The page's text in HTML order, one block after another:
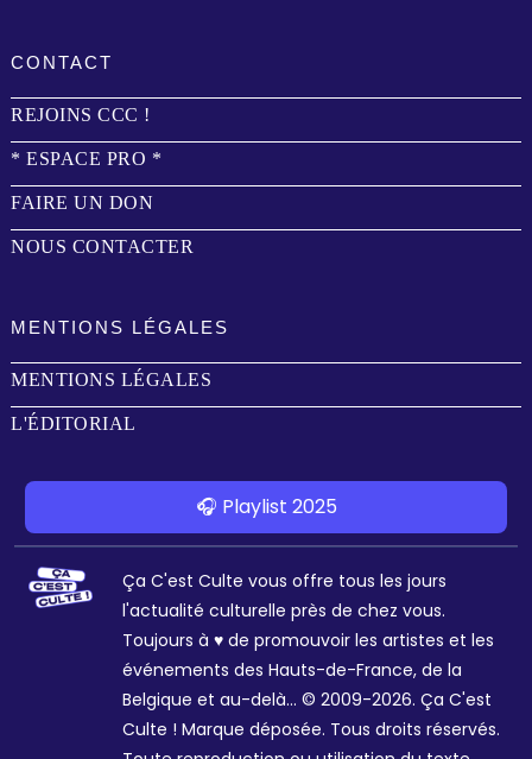
CONTACT
REJOINS CCC !
* ESPACE PRO *
FAIRE UN DON
NOUS CONTACTER
MENTIONS LÉGALES
MENTIONS LÉGALES
L'ÉDITORIAL
🎧 Playlist 2025
Ça C'est Culte vous offre tous les jours
l'actualité culturelle près de chez vous.
Toujours à ♥ de promouvoir les artistes et les
événements des Hauts-de-France, de la
Belgique et au-delà... © 2009-2026. Ça C'est
Culte ! Marque déposée. Tous droits réservés.